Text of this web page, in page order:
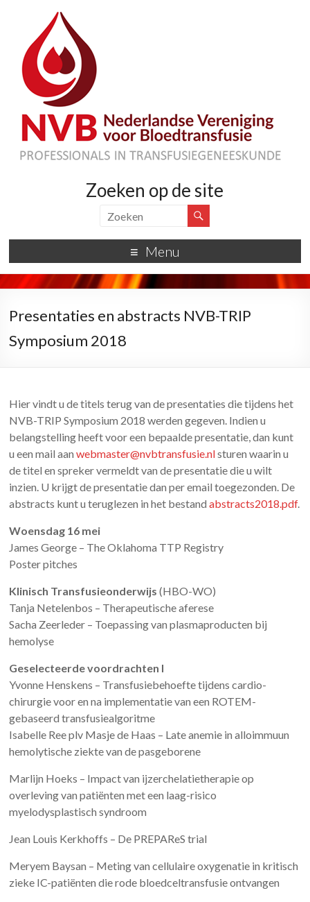
Zoeken op de site
Menu
Presentaties en abstracts NVB-TRIP
Symposium 2018
Hier vindt u de titels terug van de presentaties die tijdens het
NVB-TRIP Symposium 2018 werden gegeven. Indien u
belangstelling heeft voor een bepaalde presentatie, dan kunt
u een mail aanwebmaster@nvbtransfusie.nlsturen waarin u
de titel en spreker vermeldt van de presentatie die u wilt
inzien. U krijgt de presentatie dan per email toegezonden. De
abstracts kunt u teruglezen in het bestandabstracts2018.pdf.
Woensdag 16 mei
James George – The Oklahoma TTP Registry
Poster pitches
Klinisch Transfusieonderwijs(HBO-WO)
Tanja Netelenbos – Therapeutische aferese
Sacha Zeerleder – Toepassing van plasmaproducten bij
hemolyse
Geselecteerde voordrachten I
Yvonne Henskens – Transfusiebehoefte tijdens cardio-
chirurgie voor en na implementatie van een ROTEM-
gebaseerd transfusiealgoritme
Isabelle Ree plv Masje de Haas – Late anemie in alloimmuun
hemolytische ziekte van de pasgeborene
Marlijn Hoeks – Impact van ijzerchelatietherapie op
overleving van patiënten met een laag-risico
myelodysplastisch syndroom
Jean Louis Kerkhoffs – De PREPAReS trial
Meryem Baysan – Meting van cellulaire oxygenatie in kritisch
zieke IC-patiënten die rode bloedceltransfusie ontvangen